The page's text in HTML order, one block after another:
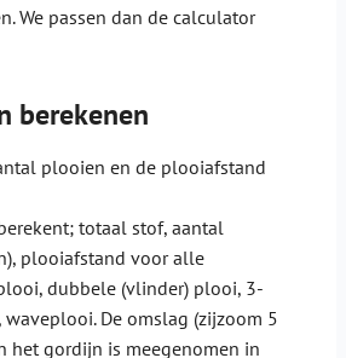
We passen dan de calculator
berekenen
plooien en de plooiafstand
totaal stof, aantal
plooiafstand voor alle
dubbele (vlinder) plooi, 3-
De omslag (zijzoom 5
het gordijn is meegenomen in